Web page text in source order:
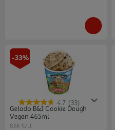
-33%
4.7 (33)
Gelado B&j Cookie Dough
Vegan 465ml
8.58 €/Lt